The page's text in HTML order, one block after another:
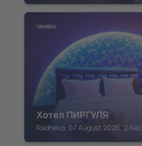
YAMBOL
Хотел ПИРГУЛЯ
Radnevo, 07 August 2026, 2